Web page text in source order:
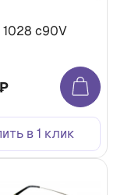
1028 c90V
в 1 клик